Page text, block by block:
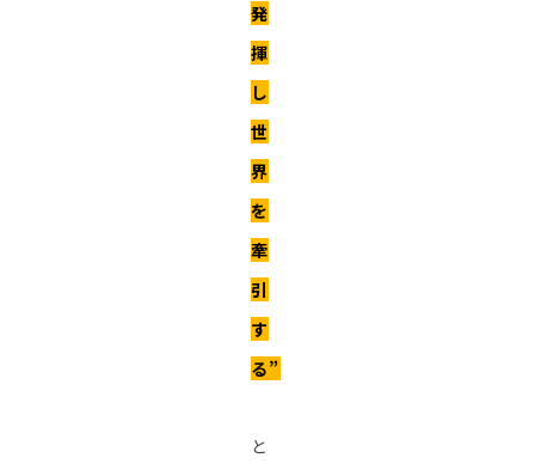
発
揮
し
世
界
を
牽
引
す
る”
と